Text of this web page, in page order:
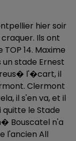
hier soir
Ils ont
14. Maxime
stade Ernest
l'�cart, il
Clermont
il s'en va, et il
quitte le Stade
Bouscatel n'a
l'ancien All